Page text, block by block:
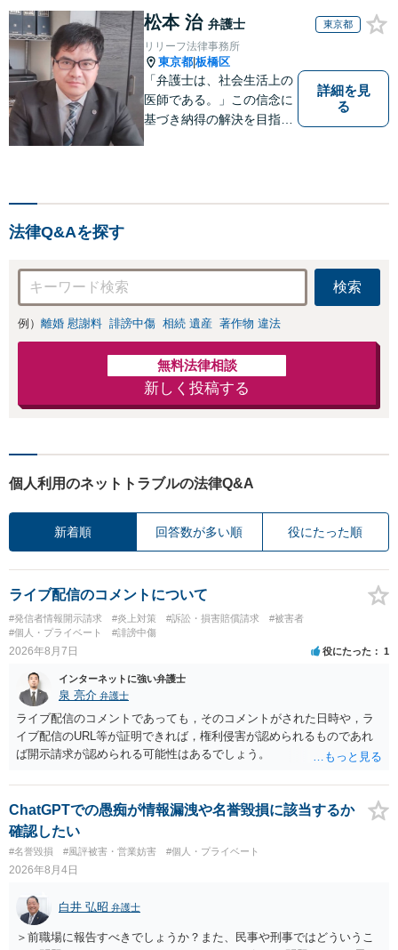
松本 治 弁護士 東京都
リリーフ法律事務所
東京都 板橋区
「弁護士は、社会生活上の
医師である。」この信念に
基づき納得の解決を目指し
詳細を見
る
法律Q&Aを探す
検索
例） 離婚 慰謝料 誹謗中傷 相続 遺産 著作物 違法
無料法律相談
新しく投稿する
個人利用のネットトラブルの法律Q&A
新着順 回答数が多い順 役にたった順
ライブ配信のコメントについて
#発信者情報開示請求 #炎上対策 #訴訟・損害賠償請求
#被害者
#個人・プライベート
#誹謗中傷
2026年8月7日 役にたった 1
インターネットに強い弁護士
泉 亮介 弁護士
ライブ配信のコメントであっても，そのコメントがされた日時や，ラ
イブ配信のURL等が証明できれば，権利侵害が認められるものであれ
ば開示請求が認められる可能性はあるでしょう。
ChatGPTでの愚痴が情報漏洩や名誉毀損に該当するか
確認したい
#名誉毀損 #風評被害・営業妨害 #個人・プライベート
2026年8月4日
白井 弘昭 弁護士
＞前職場に報告すべきでしょうか？また、民事や刑事ではどういうこ